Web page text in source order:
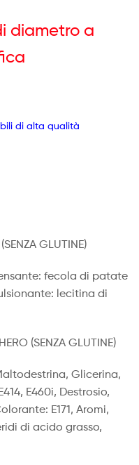
diametro a
di alta qualità
GLUTINE)
fecola di patate
lecitina di
(SENZA GLUTINE)
Glicerina,
E460i, Destrosio,
E171, Aromi,
di acido grasso,